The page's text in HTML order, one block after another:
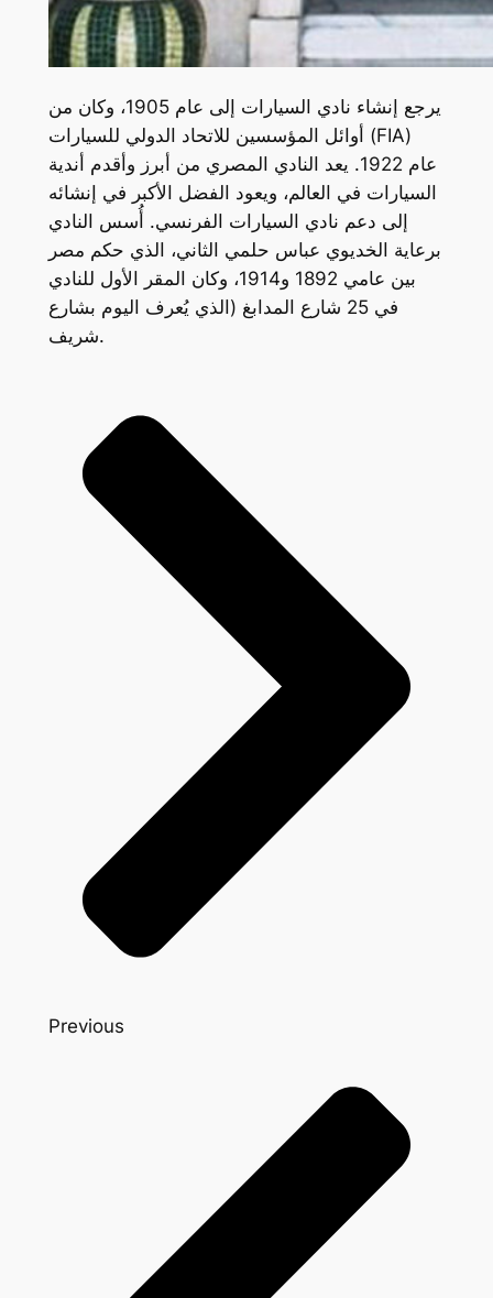
يرجع إنشاء نادي السيارات إلى عام 1905، وكان من
أوائل المؤسسين للاتحاد الدولي للسيارات (FIA)
عام 1922. يعد النادي المصري من أبرز وأقدم أندية
السيارات في العالم، ويعود الفضل الأكبر في إنشائه
إلى دعم نادي السيارات الفرنسي. أُسس النادي
برعاية الخديوي عباس حلمي الثاني، الذي حكم مصر
بين عامي 1892 و1914، وكان المقر الأول للنادي
في 25 شارع المدابغ (الذي يُعرف اليوم بشارع
شريف.
Previous